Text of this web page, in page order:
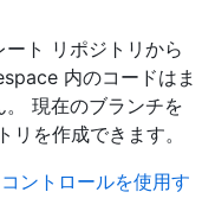
ト リポジトリから
内のコードはま
現在のブランチを
を作成できます。
ントロールを使用す